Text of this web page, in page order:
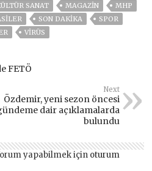
SANAT MAGAZİN
MHP
SON DAKIKA
SPOR
VIRÜS
FETÖ
Next
Özdemir, yeni sezon öncesi
dair açıklamalarda
bulundu
yapabilmek için oturum